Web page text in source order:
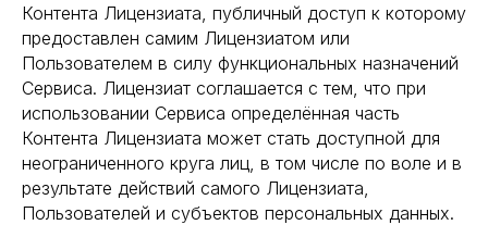
Контента Лицензиата, публичный доступ к которому
предоставлен самим Лицензиатом или
Пользователем в силу функциональных назначений
Сервиса. Лицензиат соглашается с тем, что при
использовании Сервиса определённая часть
Контента Лицензиата может стать доступной для
неограниченного круга лиц, в том числе по воле и в
результате действий самого Лицензиата,
Пользователей и субъектов персональных данных.